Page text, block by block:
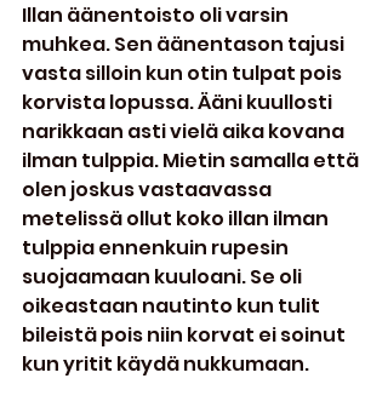
Illan äänentoisto oli varsin
muhkea. Sen äänentason tajusi
vasta silloin kun otin tulpat pois
korvista lopussa. Ääni kuullosti
narikkaan asti vielä aika kovana
ilman tulppia. Mietin samalla että
olen joskus vastaavassa
metelissä ollut koko illan ilman
tulppia ennenkuin rupesin
suojaamaan kuuloani. Se oli
oikeastaan nautinto kun tulit
bileistä pois niin korvat ei soinut
kun yritit käydä nukkumaan.